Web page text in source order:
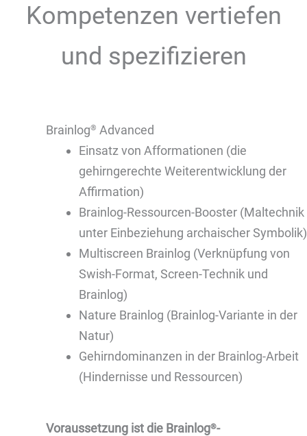
Kompetenzen vertiefen
und spezifizieren
Brainlog® Advanced
Einsatz von Afformationen (die
gehirngerechte Weiterentwicklung der
Affirmation)
Brainlog-Ressourcen-Booster (Maltechnik
unter Einbeziehung archaischer Symbolik)
Multiscreen Brainlog (Verknüpfung von
Swish-Format, Screen-Technik und
Brainlog)
Nature Brainlog (Brainlog-Variante in der
Natur)
Gehirndominanzen in der Brainlog-Arbeit
(Hindernisse und Ressourcen)
Voraussetzung ist die Brainlog®-